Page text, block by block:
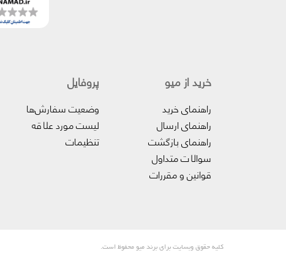
خرید از میو
راهنمای خرید
راهنمای ارسال
راهنمای بازگشت
سوالات متداول
قوانین و مقررات
پروفایل‌
وضعیت سفارش‌ها
لیست مورد علاقه
تنظیمات
کلیه حقوق وبسایت برای برند میو محفوظ است.